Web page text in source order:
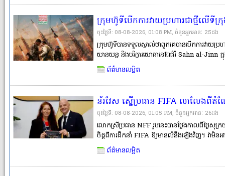
ក្រុមហ៊ូទីបើកការវាយប្រហារជាថ្មីលើ
ព្រមានថាយេម៉ែនជិតធ្លាក់ចូលក្នុងជម្លោ
ចុះថ្ងៃទី: 08-08-2026, 01:08 PM, ចំនួនអ្នកអានៈ​ 25ដង
ក្រុមហ៊ូទីបានទទួលស្គាល់ថាពួកគេបានបើកការវាយប្រ
យានយន្ត និងបរិក្ខារយោធានៅឯជំរំ Sahn al-
Reuters មិនអាចផ្ទៀងផ្ទាត់ការអះអាងនេះបានដោយ
ឡើងតែមួយថ្ងៃប៉ុណ្ណោះបន្ទាប់ពីយ៉ាងហោចមា�
ព័ត៌មានលម្អិត
ន័រវែស ស្នើប្រធាន FIFA លាលែងពីតំ
Conmebol ដឹកនាំវិញ
ចុះថ្ងៃទី: 08-08-2026, 01:05 PM, ចំនួនអ្នកអានៈ​ 26ដង
លោកស្រីប្រធាន NFF រូបនេះបានថ្លែងកាលពីថ្ងៃសុ
ចិត្តពីការដឹកនាំ FIFA ឱ្យមានលំនឹងឡើងវិញ។ វាមិ
ជាតិនាពេលនេះ ពោរពេញទៅដោយបញ្ហា ដែលពួកយ
ពិតជាចង់ស្នើឱ្យប្រធានបច្ចុប្បន្នលាលែងពីតំ�
ព័ត៌មានលម្អិត